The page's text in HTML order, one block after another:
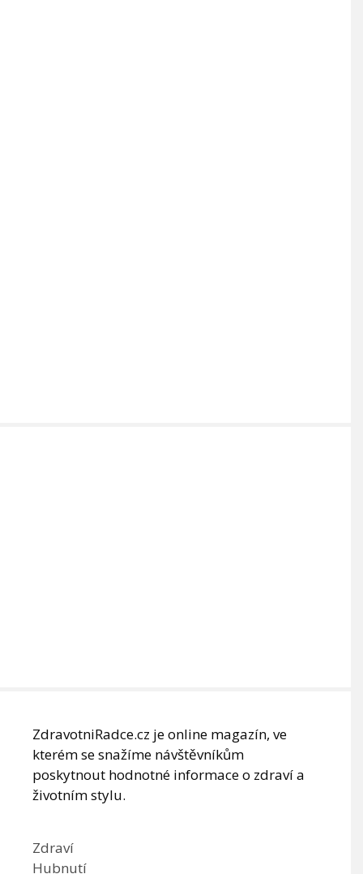
ZdravotniRadce.cz je online magazín, ve
kterém se snažíme návštěvníkům
poskytnout hodnotné informace o zdraví a
životním stylu.
Zdraví
Hubnutí